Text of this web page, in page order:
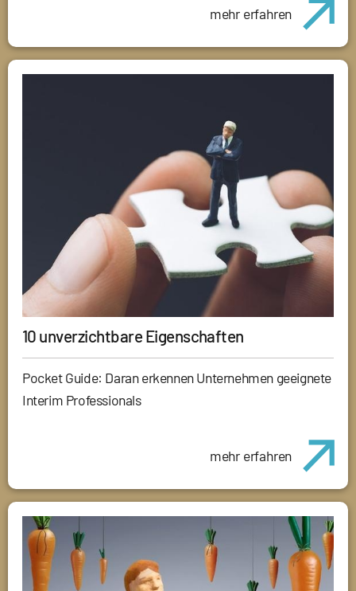
mehr erfahren
10 unverzichtbare Eigenschaften
Pocket Guide: Daran erkennen Unternehmen geeignete
Interim Professionals
mehr erfahren